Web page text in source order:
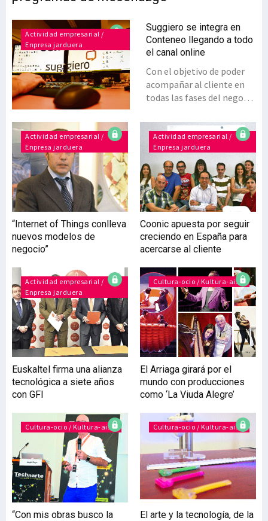
Actividad empresarial /
Enpresa jarduera
Suggiero se integra en
Conteneo llegando a todo
el canal online
Con el objetivo de poder
acompañar al cliente en
todas las fases del negocio
suman fuerzas y se
presentan ante el
mercado con una fortaleza
con la que pocas empresas
cuentan en
Euskadi.Suggiero,
compañía especializada en
13 años de experiencia en
el mercado, se ha
integrado en Conteneo,
grupo de empresas,
consultora e incubadora de
nuevos negocios -ha
lanzado en su andadura
más de 50 proyectos
online- con el fin de aunar
capacidades y sinergias y
presentarse ante el
mercado como una
empresa capaz de
acompañar al cliente en
todas las fases de su
negocio online: desde la
misma concepción, hasta s
Actividad empresarial /
Enpresa jarduera
“Internet of Things conlleva
nuevos modelos de
negocio”
Actividad empresarial /
Enpresa jarduera
Coonic apuesta por seguir
creciendo en España para
acercarse al cliente
Actividad empresarial /
Enpresa jarduera
Euskaltel firma una alianza
tecnológica a siete años
con GFI
Cultura-ocio / Kultura-aisia
El Arriaga girará por el
mundo con producciones
como ‘La Viuda Alegre’
Cultura-ocio / Kultura-aisia
“Con mis obras busco la
Cultura-ocio / Kultura-aisia
El arte y la tecnología, de la